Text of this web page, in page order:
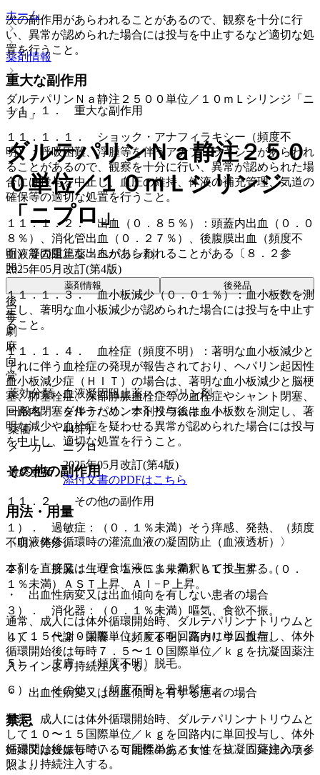
次の副作用があらわれることがあるので、観察を十分に行
い、異常が認められた場合には投与を中止するなど適切な処
置を行うこと。
重大な副作用
１１．１． 重大な副作用
１１．１．１． ショック・アナフィラキシー（頻度不
明）：呼吸困難、浮腫等を伴うアナフィラキシーがあらわれ
ることがあるので、観察を十分に行い、異常が認められた場
合には投与を中止し、血圧の維持、体液の補充管理、気道の
確保等の適切な処置を行うこと。
１１．１．２． 出血（０．８５％）：頭蓋内出血（０．０
８％）、消化管出血（０．２７％）、後腹膜出血（頻度不
明）等の重篤な出血があらわれることがある〔８．２参
照〕。
１１．１．３． 血小板減少（０．０１％）：血小板数を測
定し、著明な血小板減少が認められた場合には投与を中止す
ること。
１１．１．４． 血栓症（頻度不明）：著明な血小板減少と
それに伴う血栓症の発現が報告されており、ヘパリン起因性
血小板減少症（ＨＩＴ）の場合は、著明な血小板減少と脳梗
塞、肺塞栓症、深部静脈血栓症等の血栓症やシャント閉塞、
回路内閉塞を伴うため、本剤投与後は血小板数を測定し、著
明な減少や血栓症を疑わせる異常が認められた場合には投与
を中止し、適切な処置を行うこと。
その他の副作用
１１．２． その他の副作用
１）． 過敏症：（０．１％未満）そう痒感、発熱、（頻度
不明）発疹。
２）． 肝臓：（０．１〜５％未満）ＡＬＴ上昇、（０．
１％未満）ＡＳＴ上昇、Ａｌ−Ｐ上昇。
３）． 消化器：（０．１％未満）嘔気、食欲不振。
４）． 代謝・栄養：（頻度不明）高カリウム血症。
５）． 皮膚：（頻度不明）脱毛。
６）． その他：（頻度不明）骨粗鬆症。
禁忌
妊婦又は妊娠している可能性のある女性〔９．５妊婦の項参
照〕。
ホーム
薬剤情報
ダルテパリンＮａ静注２５００単位／１０ｍＬシリンジ「ニ
プロ」
ダルテパリンＮａ静注２５０
０単位／１０ｍＬシリンジ
「ニプロ」
血液凝固阻止薬 > ヘパリン剤
2025年05月改訂(第4版)
薬剤情報 後発品
後
毒
劇
麻
向
覚
薬効分類
血液凝固阻止薬 > ヘパリン剤
一般名
ダルテパリンナトリウムキット
薬価
443円
メーカー
ニプロ
最終更新
2025年05月改訂(第4版)
添付文書のPDFはこちら
用法・用量
〈血液体外循環時の灌流血液の凝固防止（血液透析）〉
本剤を直接又は生理食塩液により希釈して投与する。
・ 出血性病変又は出血傾向を有しない患者の場合
通常、成人には体外循環開始時、ダルテパリンナトリウムと
して１５〜２０国際単位／ｋｇを回路内に単回投与し、体外
循環開始後は毎時７．５〜１０国際単位／ｋｇを抗凝固薬注
入ラインより持続注入する。
・ 出血性病変又は出血傾向を有する患者の場合
通常、成人には体外循環開始時、ダルテパリンナトリウムと
して１０〜１５国際単位／ｋｇを回路内に単回投与し、体外
循環開始後は毎時７．５国際単位／ｋｇを抗凝固薬注入ライ
ンより持続注入する。